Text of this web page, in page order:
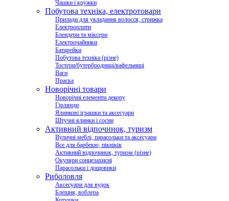
Чашки і кружки
Побутова техніка, електротовари
Прилади для укладання волосся, стрижка
Електроплити
Блендери та міксери
Електрочайники
Батарейки
Побутова техніка (різне)
Тостери/бутербродниці/вафельниці
Ваги
Праска
Новорічні товари
Новорічні елементи декору
Гірлянди
Ялинкові іграшки та аксесуари
Штучні ялинки і сосни
Активний відпочинок, туризм
Вуличні меблі, парасольки та аксесуари
Все для барбекю, пікніків
Активний відпочинок, туризм (різне)
Окуляри сонцезахисні
Парасольки і дощовики
Риболовля
Аксесуари для вудок
Блешня, воблера